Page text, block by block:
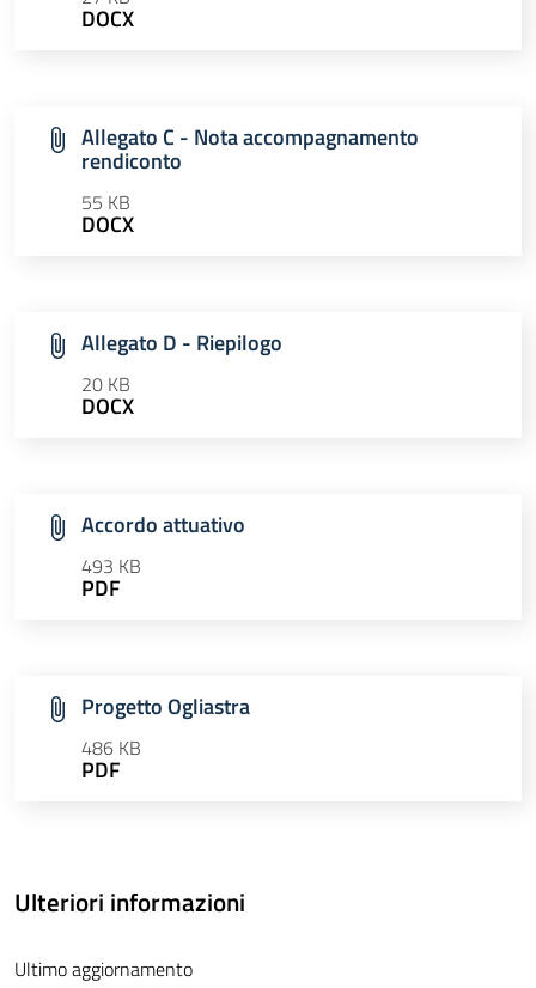
DOCX
Allegato C - Nota accompagnamento
rendiconto
55 KB
DOCX
Allegato D - Riepilogo
20 KB
DOCX
Accordo attuativo
493 KB
PDF
Progetto Ogliastra
486 KB
PDF
Ulteriori informazioni
Ultimo aggiornamento